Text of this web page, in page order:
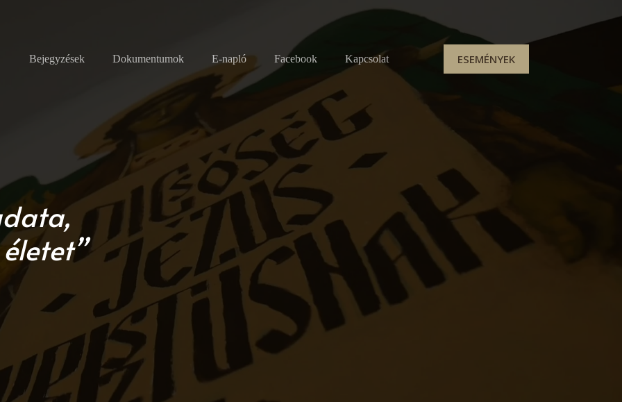
Bejegyzések Dokumentumok E-napló Facebook Kapcsolat ESEMÉNYEK